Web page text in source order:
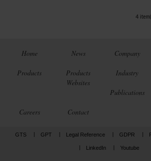
4
Home News Company
Products
Products
Websites
Industry
Publications
Careers Contact
GTS GPT Legal Reference GDPR
LinkedIn Youtube